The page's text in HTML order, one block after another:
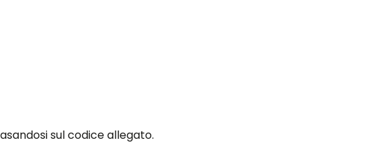
sul codice allegato.